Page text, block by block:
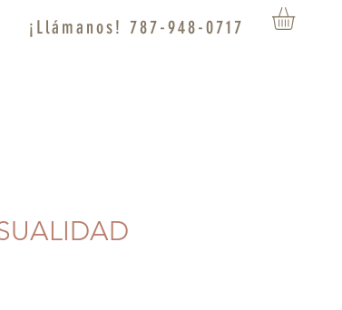
¡Llámanos! 787-948-0717